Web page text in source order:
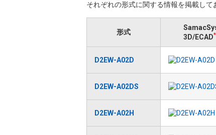
それぞれの形式に関する情報を掲載し
形式
3D/ECAD
D2EW-A02D
D2EW-A02DS
D2EW-A02H